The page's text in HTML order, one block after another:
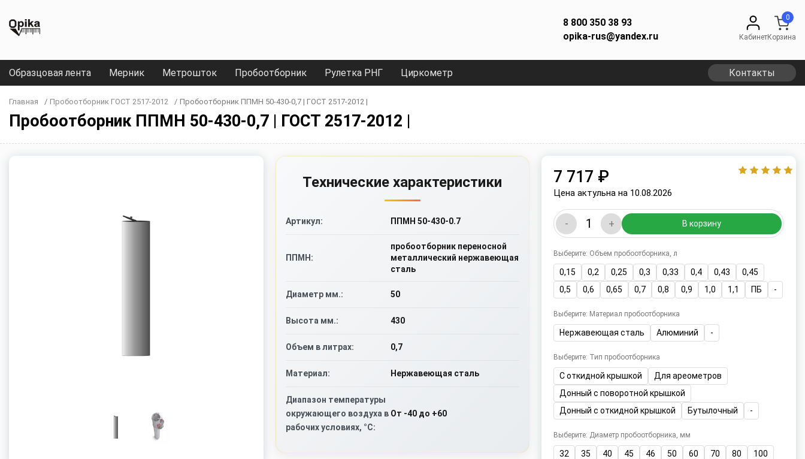
8 800 350 38 93
opika-rus@yandex.ru
Кабинет
0
Корзина
Образцовая лента Мерник Метрошток Пробоотборник Рулетка РНГ Циркометр Контакты
Главная / Пробоотборник ГОСТ 2517-2012 / Пробоотборник ППМН 50-430-0,7 | ГОСТ 2517-2012 |
Пробоотборник ППМН 50-430-0,7 | ГОСТ 2517-2012 |
Технические характеристики
Артикул: ППМН 50-430-0.7
ППМН:
пробоотборник переносной
металлический нержавеющая
сталь
Диаметр мм.: 50
Высота мм.: 430
Объем в литрах: 0,7
Материал: Нержавеющая сталь
Диапазон температуры
окружающего воздуха в
рабочих условиях, °C:
От -40 до +60
7 717 ₽
Цена актульна на 10.08.2026
- + В корзину
Выберите: Объем пробоотборника, л
0,15 0,2 0,25 0,3 0,33 0,4 0,43
0,45
0,5
0,6 0,65 0,7 0,8 0,9 1,0 1,1 ПБ -
Выберите: Материал пробоотборника
Нержавеющая сталь Алюминий -
Выберите: Тип пробоотборника
С откидной крышкой
Для ареометров
Донный с поворотной крышкой
Донный с откидной крышкой
Бутылочный -
Выберите: Диаметр пробоотборника, мм
32 35 40 45 46 50 60 70 80
100